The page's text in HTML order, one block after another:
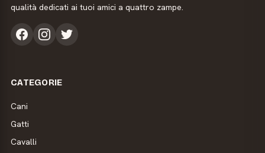
qualità dedicati ai tuoi amici a quattro zampe.
CATEGORIE
Cani
Gatti
Cavalli